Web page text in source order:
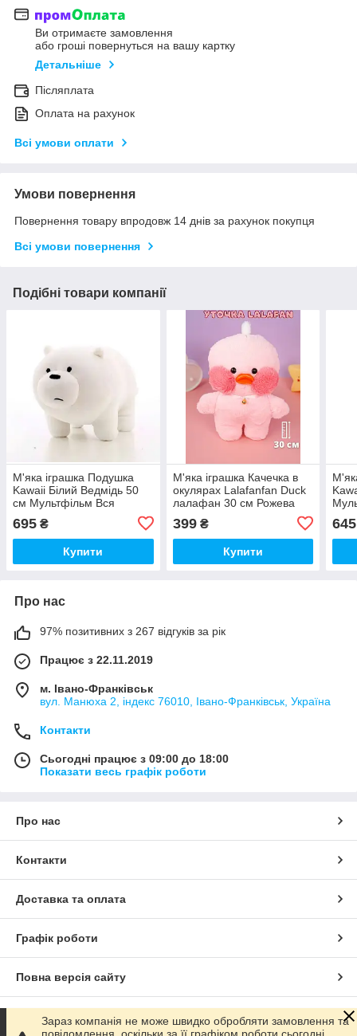
Ви отримаєте замовлення
або гроші повернуться на вашу картку
Детальніше
Післяплата
Оплата на рахунок
Всі умови оплати
Умови повернення
Повернення товару впродовж 14 днів за рахунок покупця
Всі умови повернення
Подібні товари компанії
М'яка іграшка Подушка
Kawaii Білий Ведмідь 50
см Мультфільм Вся
695 ₴
Купити
М'яка іграшка Качечка в
окулярах Lalafanfan Duck
лалафан 30 см Рожева
399₴
Купити
645
Про нас
97% позитивних з 267 відгуків за рік
Працює з 22.11.2019
м. Івано-Франківськ
вул. Манюха 2, індекс 76010, Івано-Франківськ, Україна
Контакти
Сьогодні працює з 09:00 до 18:00
Показати весь графік роботи
Про нас
Контакти
Доставка та оплата
Графік роботи
Повна версія сайту
Сайт створено на маркетплейсі Prom.ua
Зараз компанія не може швидко обробляти замовлення та